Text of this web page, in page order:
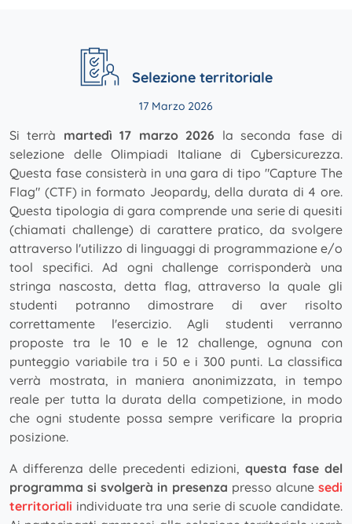
Selezione territoriale
17 Marzo 2026
Si terrà martedì 17 marzo 2026 la seconda fase di
selezione delle Olimpiadi Italiane di Cybersicurezza.
Questa fase consisterà in una gara di tipo "Capture The
Flag" (CTF) in formato Jeopardy, della durata di 4 ore.
Questa tipologia di gara comprende una serie di quesiti
(chiamati challenge) di carattere pratico, da svolgere
attraverso l'utilizzo di linguaggi di programmazione e/o
tool specifici. Ad ogni challenge corrisponderà una
stringa nascosta, detta flag, attraverso la quale gli
studenti potranno dimostrare di aver risolto
correttamente l'esercizio. Agli studenti verranno
proposte tra le 10 e le 12 challenge, ognuna con
punteggio variabile tra i 50 e i 300 punti. La classifica
verrà mostrata, in maniera anonimizzata, in tempo
reale per tutta la durata della competizione, in modo
che ogni studente possa sempre verificare la propria
posizione.
A differenza delle precedenti edizioni, questa fase del
programma si svolgerà in presenza presso alcune sedi
territoriali individuate tra una serie di scuole candidate.